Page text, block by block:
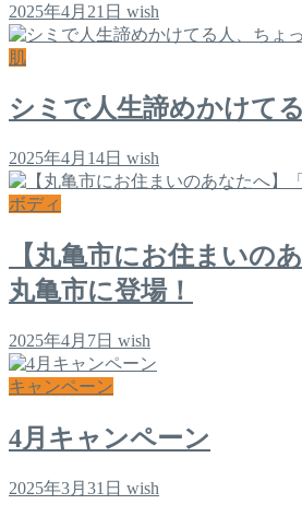
2025年4月21日 wish
肌
シミで人生諦めかけて
2025年4月14日 wish
ボディ
【丸亀市にお住まいの
丸亀市に登場！
2025年4月7日 wish
キャンペーン
4月キャンペーン
2025年3月31日 wish